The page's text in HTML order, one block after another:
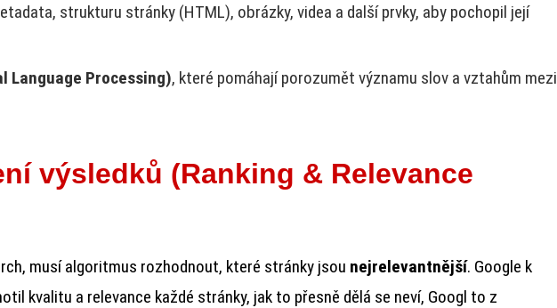
strukturu stránky (HTML), obrázky, videa a další prvky, aby pochopil její
Language Processing), které pomáhají porozumět významu slov a vztahům mezi
výsledků (Ranking & Relevance
musí algoritmus rozhodnout, které stránky jsou nejrelevantnější. Google k
kvalitu a relevance každé stránky, jak to přesně dělá se neví, Googl to z